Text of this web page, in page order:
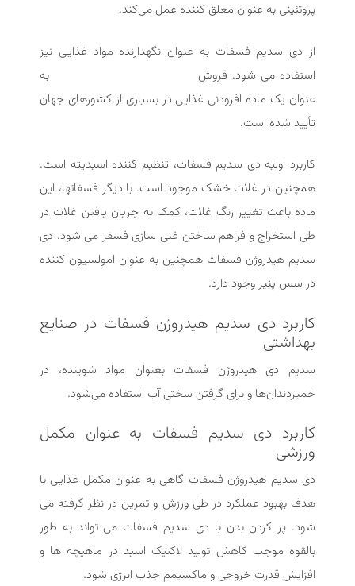
پروتئینی به‌‌ عنوان معلق کننده عمل می‌کند.
از دی سدیم فسفات به عنوان نگهدارنده مواد غذایی نیز
استفاده می شود. فروش
به
عنوان یک ماده افزودنی غذایی در بسیاری از کشورهای جهان
تأیید شده است.
کاربرد اولیه دی سدیم فسفات، تنظیم کننده اسیدیته است.
همچنین در غلات خشک موجود است. با دیگر فسفاتها، این
ماده باعث تغییر رنگ غلات، کمک به جریان یافتن غلات در
طی استخراج و فراهم ساختن غنی سازی فسفر می شود. دی
سدیم هیدروژن فسفات همچنین به عنوان امولسیون کننده
در سس پنیر وجود دارد.
کاربرد دی سدیم هیدروژن فسفات در صنایع
بهداشتی
سدیم دی هیدروژن فسفات بعنوان مواد شوینده، در
خمیردندان‌ها و برای گرفتن سختی آب استفاده می‌شود.
کاربرد دی سدیم فسفات به عنوان مکمل
ورزشی
دی سدیم هیدروژن فسفات گاهی به عنوان مکمل غذایی با
هدف بهبود عملکرد در طی ورزش و تمرین در نظر گرفته می
شود. پر کردن بدن با دی سدیم فسفات می تواند به طور
بالقوه موجب کاهش تولید لاکتیک اسید در ماهیچه ها و
افزایش قدرت خروجی و ماکسیمم جذب انرژی شود.